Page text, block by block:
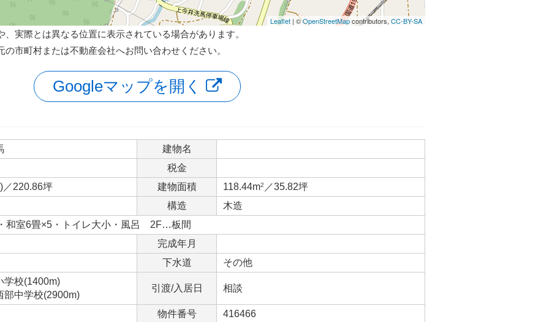
Leaflet | ©OpenStreetMapcontributors, CC-BY-SA
実際とは異なる位置に表示されている場合があります。
市町村または不動産会社へお問い合わせください。
Googleマップを開く
建物名
税金
／220.86坪
建物面積 118.44m2 ／35.82坪
構造
木造
和室6畳×5・トイレ大小・風呂 2F…板間
完成年月
下水道
その他
学校(1400m)
部中学校(2900m)
引渡/入居日 相談
物件番号
416466